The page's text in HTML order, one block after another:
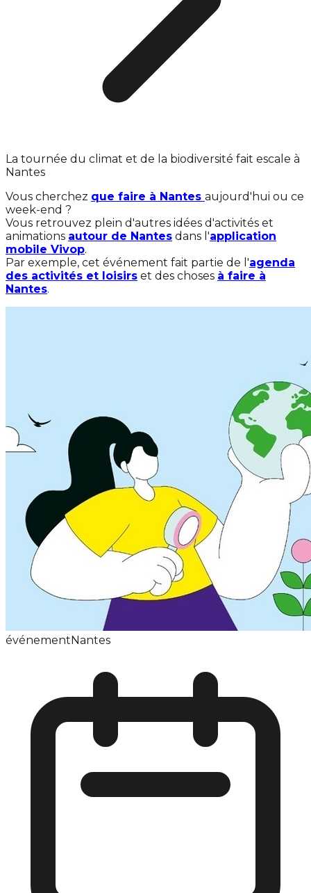
La tournée du climat et de la biodiversité fait escale à
Nantes
Vous cherchez que faire à Nantes aujourd'hui ou ce
week-end ?
Vous retrouvez plein d'autres idées d'activités et
animations autour de Nantes dans l'application
mobile Vivop.
Par exemple, cet événement fait partie de l'agenda
des activités et loisirs et des choses à faire à
Nantes.
événementNantes